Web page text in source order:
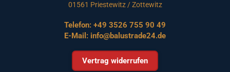
01561 Priestewitz / Zottewitz
Telefon: +49 3526 755 90 49
E-Mail: info@balustrade24.de
Vertrag widerrufen